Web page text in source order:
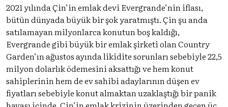
2021 yılında Çin’in emlak devi Evergrande’nin iflası,
bütün dünyada büyük bir şok yaratmıştı. Çin şu anda
satılamayan milyonlarca konutun boş kaldığı,
Evergrande gibi büyük bir emlak şirketi olan Country
Garden’ın ağustos ayında likidite sorunları sebebiyle 22,5
milyon dolarlık ödemesini aksattığı ve hem konut
sahiplerinin hem de ev sahibi adaylarının düşen ev
fiyatları sebebiyle konut almaktan uzaklaştığı bir panik